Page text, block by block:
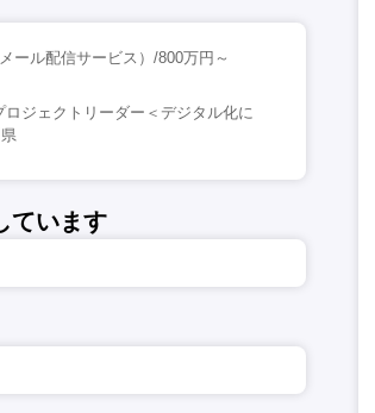
ール配信サービス）/800万円～
ジェクトリーダー＜デジタル化に
ています